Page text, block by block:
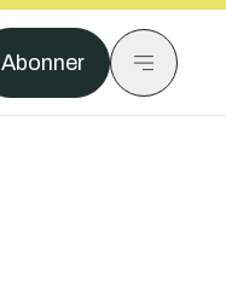
Abonner